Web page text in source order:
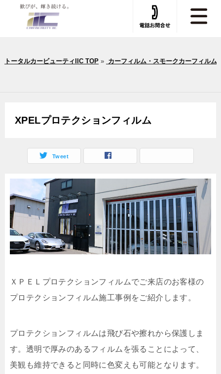
トータルカービューティIIC TOP» カーフィルム・スモークカーフィルム
XPELプロテクションフィルム
Tweet
ＸＰＥＬプロテクションフィルムでご来店のお客様の
プロテクションフィルム施工事例をご紹介します。
プロテクションフィルムは飛び石や擦れから保護しま
す。透明で厚みのあるフィルムを張ることによって、
美観も維持できると同時に色変えも可能となります。